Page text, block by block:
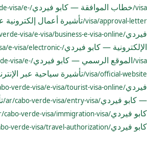
visa/ خطاب الموافقة — كابو فيردي visa/e-
visa/approval-letter/ تأشيرة أعمال إلكترونية
فيردي/ar/cabo-verde-visa/e-visa/business-e-visa-online/
الإلكترونية — كابو فيردي e-visa/electronic-
visa/ الموقع الرسمي — كابو فيردي visa/e-
visa/official-website/ تأشيرة سياحية عبر
فيردي/ar/cabo-verde-visa/e-visa/tourist-visa-online/
— كابو فيردي/ar/cabo-verde-visa/entry-visa/
كابو فيردي/ar/cabo-verde-visa/immigration-visa/
كابو فيردي/ar/cabo-verde-visa/travel-authorization/